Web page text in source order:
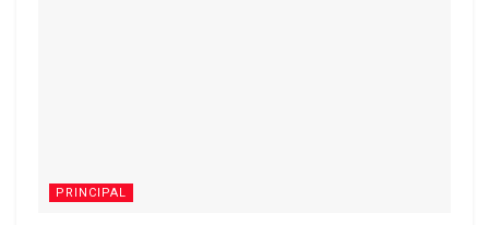
PRINCIPAL